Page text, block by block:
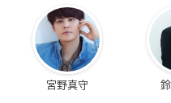
単行本⑦～⑨巻「STAGE3
▼ご予約・ご購入はこちら
アニメイト
宮野真守